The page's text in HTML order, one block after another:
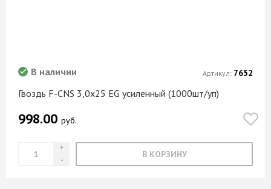
Гвоздь F-CNS 3,0х25 EG усиленный (1000шт/уп)
В наличии
998.00 руб.
В КОРЗИНУ
Артикул: 7652